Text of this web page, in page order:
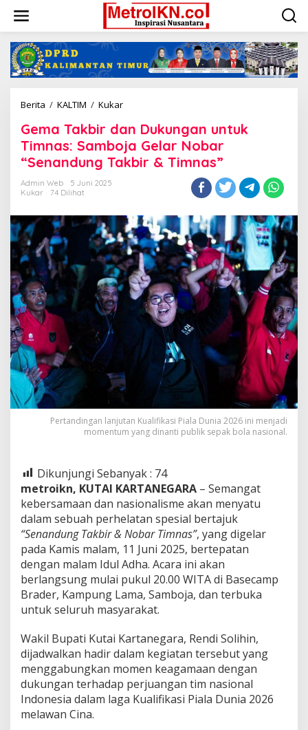
konten
Berita / KALTIM / KukarGema
dan
Dukungan
untuk
Timnas:
“Senandung
Takbir
&
Timnas”
Gema Takbir dan Dukungan untuk
Timnas: Samboja Gelar Nobar
“Senandung Takbir & Timnas”
Admin Web
5 Juni 2025
Kukar
74 Dilihat
Pertandingan lanjutan Kualifikasi Piala Dunia 2026 ini menjadi
momentum yang dinanti publik sepak bola nasional.
Dikunjungi Sebanyak : 74
metroikn, KUTAI KARTANEGARA – Semangat
kebersamaan dan nasionalisme akan menyatu
dalam sebuah perhelatan spesial bertajuk
“Senandung Takbir & Nobar Timnas”, yang digelar
pada Kamis malam, 11 Juni 2025, bertepatan
dengan malam Idul Adha. Acara ini akan
berlangsung mulai pukul 20.00 WITA di Basecamp
Brader, Kampung Lama, Samboja, dan terbuka
untuk seluruh masyarakat.
Wakil Bupati Kutai Kartanegara, Rendi Solihin,
dijadwalkan hadir dalam kegiatan tersebut yang
menggabungkan momen keagamaan dengan
dukungan terhadap perjuangan tim nasional
Indonesia dalam laga Kualifikasi Piala Dunia 2026
melawan Cina.